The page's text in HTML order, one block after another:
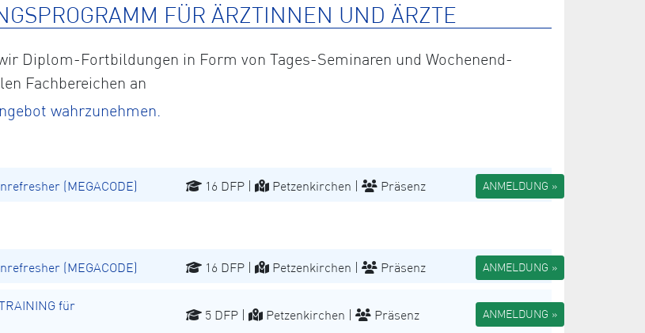
FÜR ÄRZTINNEN UND ÄRZTE
Diplom-Fortbildungen in Form von Tages-Seminaren und Wochenend-
Fachbereichen an
wahrzunehmen.
(MEGACODE) 16 DFP | Petzenkirchen | Präsenz ANMELDUNG »
(MEGACODE) 16 DFP | Petzenkirchen | Präsenz ANMELDUNG »
für
5 DFP | Petzenkirchen | Präsenz ANMELDUNG »